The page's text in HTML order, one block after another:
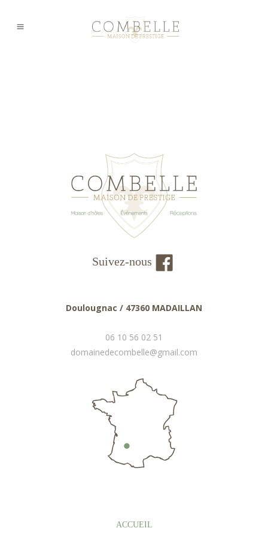
Suivez-nous
Doulougnac / 47360 MADAILLAN
06 10 56 02 51
domainedecombelle@gmail.com
ACCUEIL